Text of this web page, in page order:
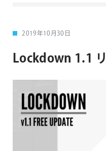
2019年10月30日
Lockdown 1.1